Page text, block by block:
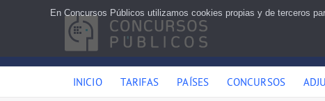
INICIO TARIFAS PAÍSES CONCURSOS
En Concursos Públicos utilizamos cookies propias y de terceros